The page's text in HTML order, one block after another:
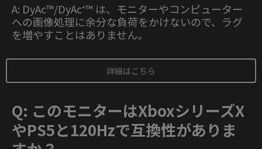
A: DyAc™/DyAc⁺™ は、モニターやコンピューター
への画像処理に余分な負荷をかけないので、ラグ
を増やすことはありません。
詳細はこちら
Q: このモニターはXboxシリーズX
やPS5と120Hzで互換性がありま